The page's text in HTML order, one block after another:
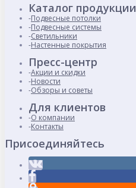
Каталог продукции
Подвесные потолки
Подвесные системы
Светильники
Настенные покрытия
Пресс-центр
Акции и скидки
Новости
Обзоры и советы
Для клиентов
О компании
Контакты
Присоединяйтесь